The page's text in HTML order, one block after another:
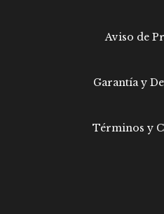
Aviso de
Garantía y
Términos y